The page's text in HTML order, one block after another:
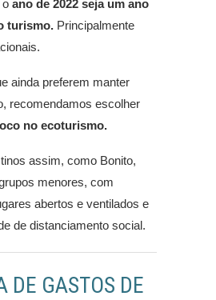
o ano de 2022 seja um ano
turismo. Principalmente
ainda preferem manter
recomendamos escolher
no ecoturismo.
assim, como Bonito,
menores, com
abertos e ventilados e
de distanciamento social.
DE GASTOS DE